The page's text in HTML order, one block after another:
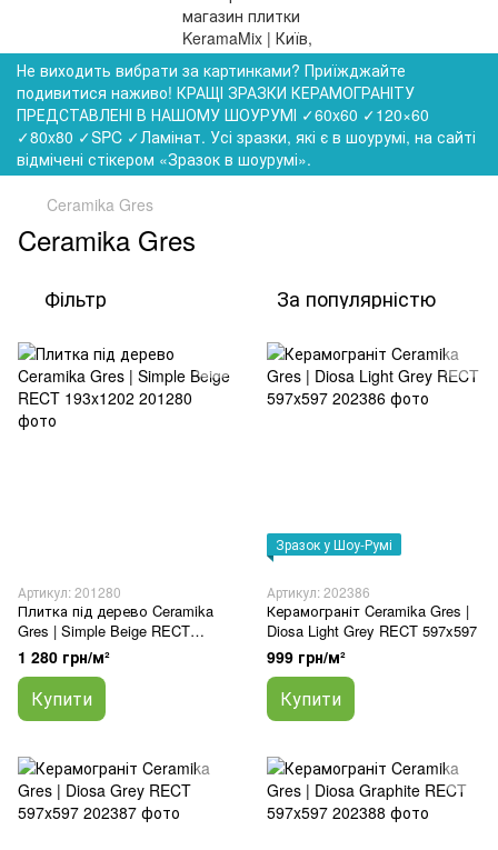
Не виходить вибрати за картинками? Приїжджайте
подивитися наживо! КРАЩІ ЗРАЗКИ КЕРАМОГРАНІТУ
ПРЕДСТАВЛЕНІ В НАШОМУ ШОУРУМІ ✓60x60 ✓120×60
✓80x80 ✓SPC ✓Ламінат. Усі зразки, які є в шоурумі, на сайті
відмічені стікером «Зразок в шоурумі».
Ceramika Gres
Ceramika Gres
Фільтр За популярністю
Артикул: 201280
Плитка під дерево Ceramika
Gres | Simple Beige RECT
193x1202
1 280 грн/м²
Купити
Зразок у Шоу-Румі
Артикул: 202386
Керамограніт Ceramika Gres |
Diosa Light Grey RECT 597x597
999 грн/м²
Купити